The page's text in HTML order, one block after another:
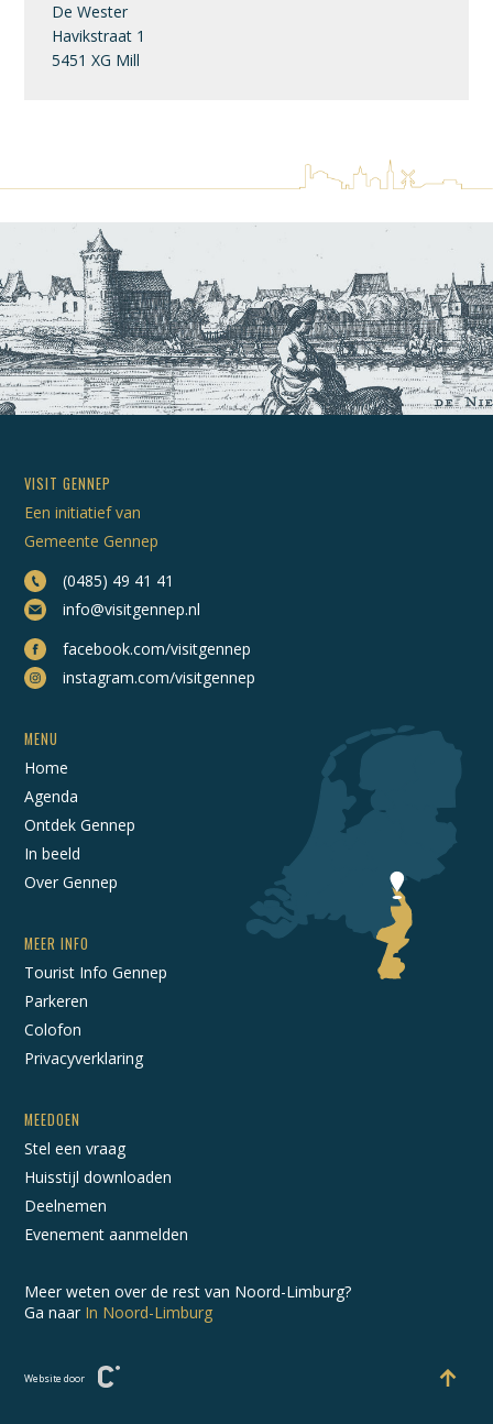
De Wester
Havikstraat 1
5451 XG Mill
VISIT GENNEP
Een initiatief van
Gemeente Gennep
(0485) 49 41 41
info@visitgennep.nl
facebook.com/visitgennep
instagram.com/visitgennep
MENU
Home
Agenda
Ontdek Gennep
In beeld
Over Gennep
MEER INFO
Tourist Info Gennep
Parkeren
Colofon
Privacyverklaring
MEEDOEN
Stel een vraag
Huisstijl downloaden
Deelnemen
Evenement aanmelden
Meer weten over de rest van Noord-Limburg?
Ga naar In Noord-Limburg
Website door